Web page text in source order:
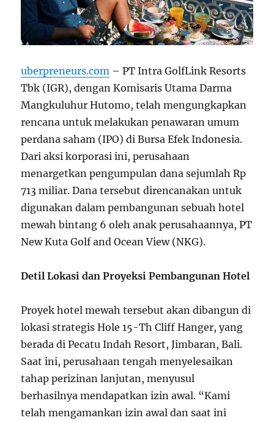
uberpreneurs.com – PT Intra GolfLink Resorts
Tbk (IGR), dengan Komisaris Utama Darma
Mangkuluhur Hutomo, telah mengungkapkan
rencana untuk melakukan penawaran umum
perdana saham (IPO) di Bursa Efek Indonesia.
Dari aksi korporasi ini, perusahaan
menargetkan pengumpulan dana sejumlah Rp
713 miliar. Dana tersebut direncanakan untuk
digunakan dalam pembangunan sebuah hotel
mewah bintang 6 oleh anak perusahaannya, PT
New Kuta Golf and Ocean View (NKG).
Detil Lokasi dan Proyeksi Pembangunan Hotel
Proyek hotel mewah tersebut akan dibangun di
lokasi strategis Hole 15-Th Cliff Hanger, yang
berada di Pecatu Indah Resort, Jimbaran, Bali.
Saat ini, perusahaan tengah menyelesaikan
tahap perizinan lanjutan, menyusul
berhasilnya mendapatkan izin awal. “Kami
telah mengamankan izin awal dan saat ini